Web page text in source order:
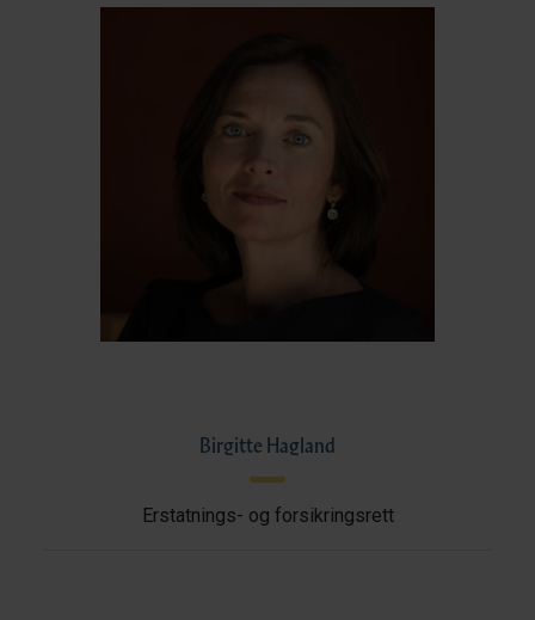
Birgitte Hagland
Erstatnings- og forsikringsrett